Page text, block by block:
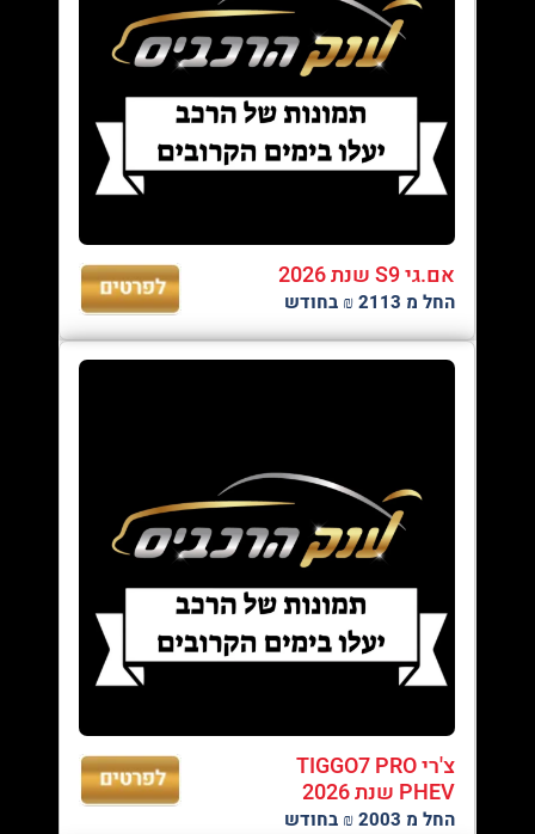
אם.גי S9 שנת 2026
החל מ 2113 ₪ בחודש
צ'רי TIGGO7 PRO
PHEV שנת 2026
החל מ 2003 ₪ בחודש